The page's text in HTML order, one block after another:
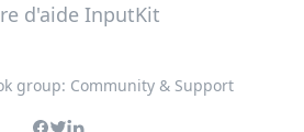
d'aide InputKit
group: Community & Support